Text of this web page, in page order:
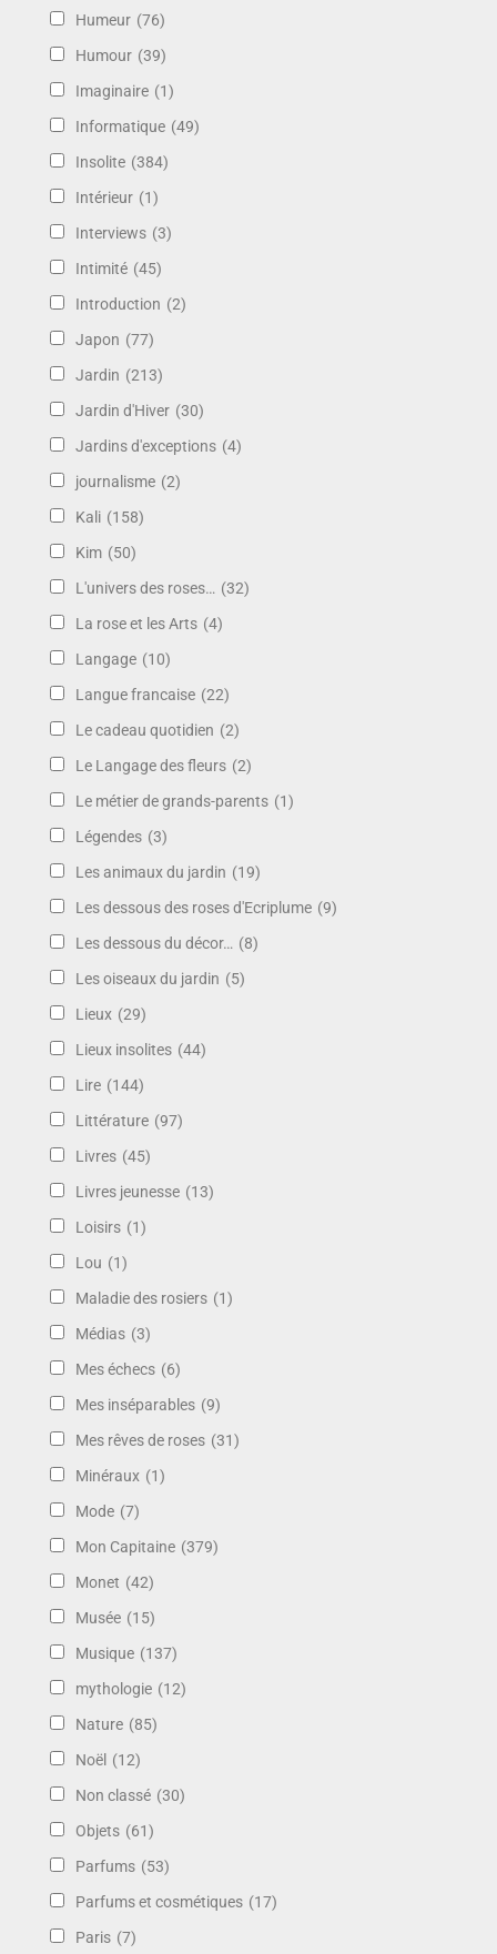
Humeur (76)
Humour (39)
Imaginaire (1)
Informatique (49)
Insolite (384)
Intérieur (1)
Interviews (3)
Intimité (45)
Introduction (2)
Japon (77)
Jardin (213)
Jardin d'Hiver (30)
Jardins d'exceptions (4)
journalisme (2)
Kali (158)
Kim (50)
L'univers des roses… (32)
La rose et les Arts (4)
Langage (10)
Langue francaise (22)
Le cadeau quotidien (2)
Le Langage des fleurs (2)
Le métier de grands-parents (1)
Légendes (3)
Les animaux du jardin (19)
Les dessous des roses d'Ecriplume (9)
Les dessous du décor… (8)
Les oiseaux du jardin (5)
Lieux (29)
Lieux insolites (44)
Lire (144)
Littérature (97)
Livres (45)
Livres jeunesse (13)
Loisirs (1)
Lou (1)
Maladie des rosiers (1)
Médias (3)
Mes échecs (6)
Mes inséparables (9)
Mes rêves de roses (31)
Minéraux (1)
Mode (7)
Mon Capitaine (379)
Monet (42)
Musée (15)
Musique (137)
mythologie (12)
Nature (85)
Noël (12)
Non classé (30)
Objets (61)
Parfums (53)
Parfums et cosmétiques (17)
Paris (7)